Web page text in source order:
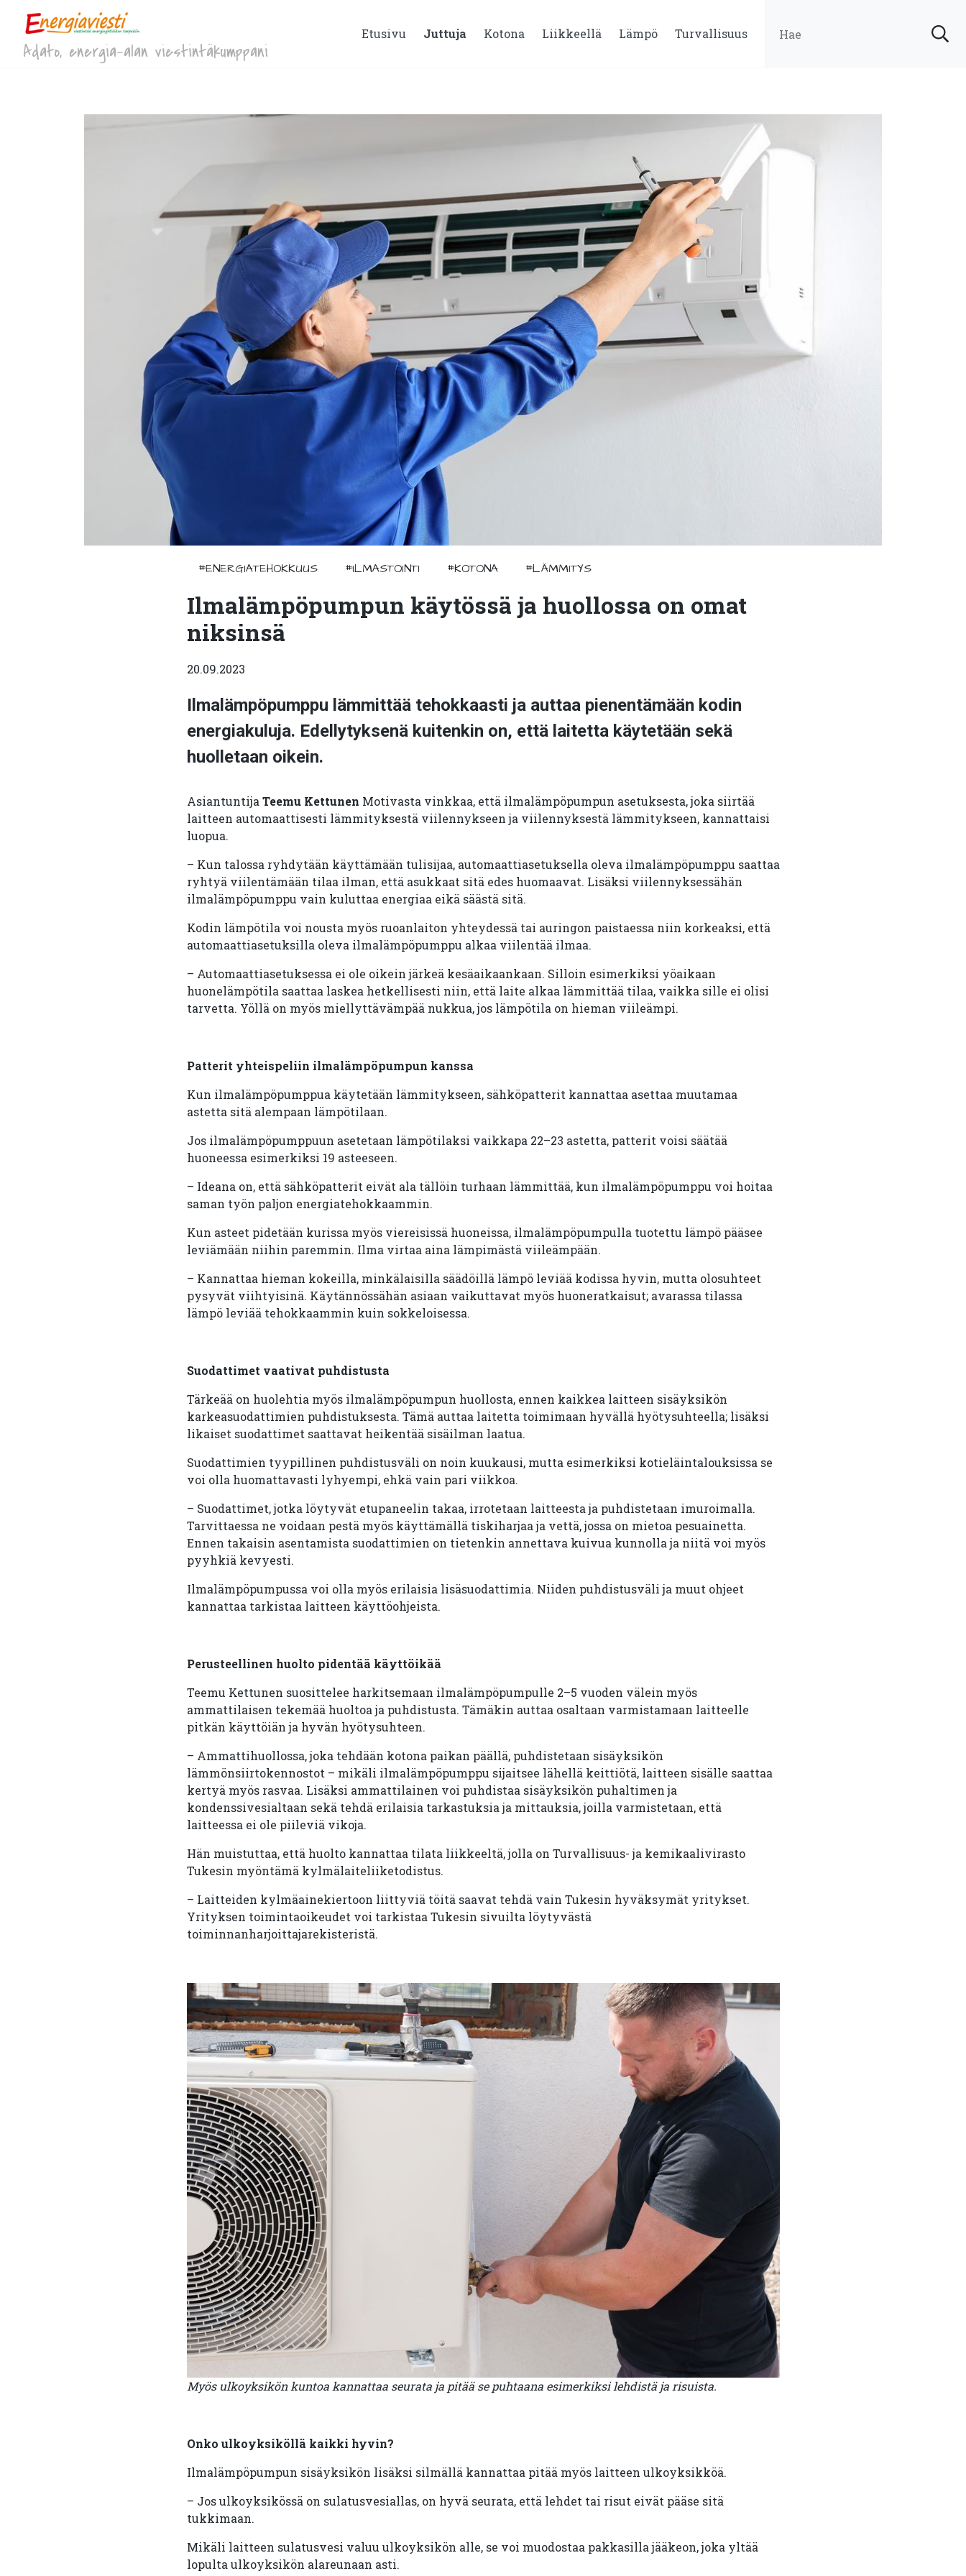
Adato, energia-alan viestintäkumppani
Etusivu Juttuja Kotona Liikkeellä Lämpö Turvallisuus
#ENERGIATEHOKKUUS #ILMASTOINTI #KOTONA #LÄMMITYS
Ilmalämpöpumpun käytössä ja huollossa on omat
niksinsä
20.09.2023
Ilmalämpöpumppu lämmittää tehokkaasti ja auttaa pienentämään kodin
energiakuluja. Edellytyksenä kuitenkin on, että laitetta käytetään sekä
huolletaan oikein.
Asiantuntija Teemu Kettunen Motivasta vinkkaa, että ilmalämpöpumpun asetuksesta, joka siirtää
laitteen automaattisesti lämmityksestä viilennykseen ja viilennyksestä lämmitykseen, kannattaisi
luopua.
– Kun talossa ryhdytään käyttämään tulisijaa, automaattiasetuksella oleva ilmalämpöpumppu saattaa
ryhtyä viilentämään tilaa ilman, että asukkaat sitä edes huomaavat. Lisäksi viilennyksessähän
ilmalämpöpumppu vain kuluttaa energiaa eikä säästä sitä.
Kodin lämpötila voi nousta myös ruoanlaiton yhteydessä tai auringon paistaessa niin korkeaksi, että
automaattiasetuksilla oleva ilmalämpöpumppu alkaa viilentää ilmaa.
– Automaattiasetuksessa ei ole oikein järkeä kesäaikaankaan. Silloin esimerkiksi yöaikaan
huonelämpötila saattaa laskea hetkellisesti niin, että laite alkaa lämmittää tilaa, vaikka sille ei olisi
tarvetta. Yöllä on myös miellyttävämpää nukkua, jos lämpötila on hieman viileämpi.
Patterit yhteispeliin ilmalämpöpumpun kanssa
Kun ilmalämpöpumppua käytetään lämmitykseen, sähköpatterit kannattaa asettaa muutamaa
astetta sitä alempaan lämpötilaan.
Jos ilmalämpöpumppuun asetetaan lämpötilaksi vaikkapa 22–23 astetta, patterit voisi säätää
huoneessa esimerkiksi 19 asteeseen.
– Ideana on, että sähköpatterit eivät ala tällöin turhaan lämmittää, kun ilmalämpöpumppu voi hoitaa
saman työn paljon energiatehokkaammin.
Kun asteet pidetään kurissa myös viereisissä huoneissa, ilmalämpöpumpulla tuotettu lämpö pääsee
leviämään niihin paremmin. Ilma virtaa aina lämpimästä viileämpään.
– Kannattaa hieman kokeilla, minkälaisilla säädöillä lämpö leviää kodissa hyvin, mutta olosuhteet
pysyvät viihtyisinä. Käytännössähän asiaan vaikuttavat myös huoneratkaisut; avarassa tilassa
lämpö leviää tehokkaammin kuin sokkeloisessa.
Suodattimet vaativat puhdistusta
Tärkeää on huolehtia myös ilmalämpöpumpun huollosta, ennen kaikkea laitteen sisäyksikön
karkeasuodattimien puhdistuksesta. Tämä auttaa laitetta toimimaan hyvällä hyötysuhteella; lisäksi
likaiset suodattimet saattavat heikentää sisäilman laatua.
Suodattimien tyypillinen puhdistusväli on noin kuukausi, mutta esimerkiksi kotieläintalouksissa se
voi olla huomattavasti lyhyempi, ehkä vain pari viikkoa.
– Suodattimet, jotka löytyvät etupaneelin takaa, irrotetaan laitteesta ja puhdistetaan imuroimalla.
Tarvittaessa ne voidaan pestä myös käyttämällä tiskiharjaa ja vettä, jossa on mietoa pesuainetta.
Ennen takaisin asentamista suodattimien on tietenkin annettava kuivua kunnolla ja niitä voi myös
pyyhkiä kevyesti.
Ilmalämpöpumpussa voi olla myös erilaisia lisäsuodattimia. Niiden puhdistusväli ja muut ohjeet
kannattaa tarkistaa laitteen käyttöohjeista.
Perusteellinen huolto pidentää käyttöikää
Teemu Kettunen suosittelee harkitsemaan ilmalämpöpumpulle 2–5 vuoden välein myös
ammattilaisen tekemää huoltoa ja puhdistusta. Tämäkin auttaa osaltaan varmistamaan laitteelle
pitkän käyttöiän ja hyvän hyötysuhteen.
– Ammattihuollossa, joka tehdään kotona paikan päällä, puhdistetaan sisäyksikön
lämmönsiirtokennostot – mikäli ilmalämpöpumppu sijaitsee lähellä keittiötä, laitteen sisälle saattaa
kertyä myös rasvaa. Lisäksi ammattilainen voi puhdistaa sisäyksikön puhaltimen ja
kondenssivesialtaan sekä tehdä erilaisia tarkastuksia ja mittauksia, joilla varmistetaan, että
laitteessa ei ole piileviä vikoja.
Hän muistuttaa, että huolto kannattaa tilata liikkeeltä, jolla on Turvallisuus- ja kemikaalivirasto
Tukesin myöntämä kylmälaiteliiketodistus.
– Laitteiden kylmäainekiertoon liittyviä töitä saavat tehdä vain Tukesin hyväksymät yritykset.
Yrityksen toimintaoikeudet voi tarkistaa Tukesin sivuilta löytyvästä
toiminnanharjoittajarekisteristä.
Myös ulkoyksikön kuntoa kannattaa seurata ja pitää se puhtaana esimerkiksi lehdistä ja risuista.
Onko ulkoyksiköllä kaikki hyvin?
Ilmalämpöpumpun sisäyksikön lisäksi silmällä kannattaa pitää myös laitteen ulkoyksikköä.
– Jos ulkoyksikössä on sulatusvesiallas, on hyvä seurata, että lehdet tai risut eivät pääse sitä
tukkimaan.
Mikäli laitteen sulatusvesi valuu ulkoyksikön alle, se voi muodostaa pakkasilla jääkeon, joka yltää
lopulta ulkoyksikön alareunaan asti.